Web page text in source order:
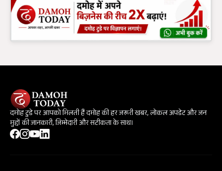
दमोह टुडे पर आपको मिलती हैं दमोह की हर जरूरी खबर, लोकल अपडेट और जन
मुद्दों की जानकारी, जिम्मेदारी और सटीकता के साथ।